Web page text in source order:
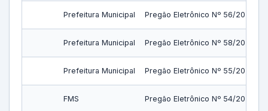
Prefeitura Municipal Pregão Eletrônico Nº 56/2023
Prefeitura Municipal Pregão Eletrônico Nº 58/2023
Prefeitura Municipal Pregão Eletrônico Nº 55/2023
FMS Pregão Eletrônico Nº 54/2023